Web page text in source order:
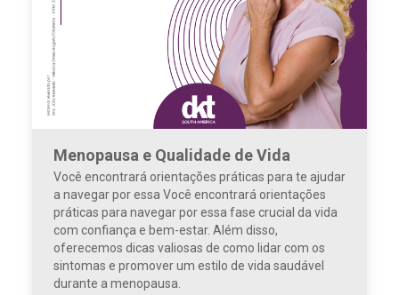
Menopausa e Qualidade de Vida
Você encontrará orientações práticas para te ajudar
a navegar por essa Você encontrará orientações
práticas para navegar por essa fase crucial da vida
com confiança e bem-estar. Além disso,
oferecemos dicas valiosas de como lidar com os
sintomas e promover um estilo de vida saudável
durante a menopausa.